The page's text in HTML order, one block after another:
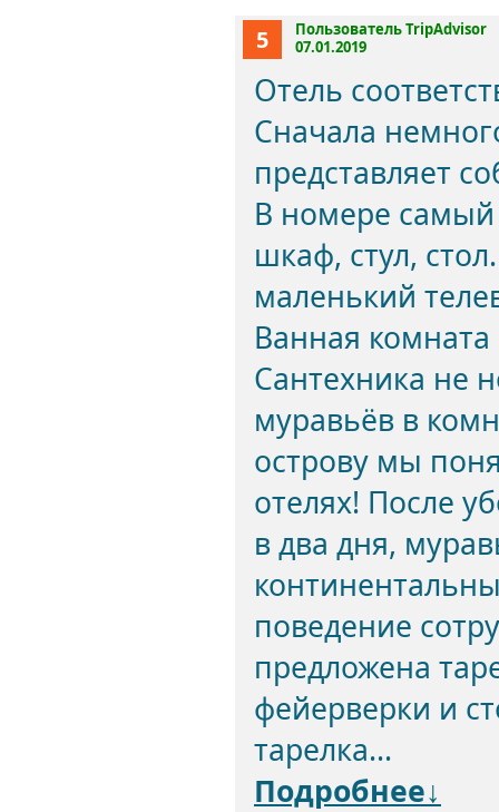
5
Пользователь TripAdvisor
07.01.2019
Отель
Сначала
представляет
В номере самый
шкаф, стул,
маленький
Ванная
Сантехника не
муравьёв в
острову мы
отелях! После
в два дня,
поведение
предложена
фейерверки и
тарелка...
Подробнее↓